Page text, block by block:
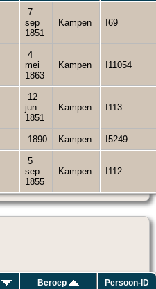
7
sep
1851
Kampen I69
4
mei
1863
Kampen I11054
12
jun
1851
Kampen I113
1890 Kampen I5249
5
sep
1855
Kampen I112
Beroep Persoon-ID